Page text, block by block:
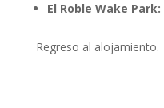
El Roble Wake Park:
Regreso al alojamiento.